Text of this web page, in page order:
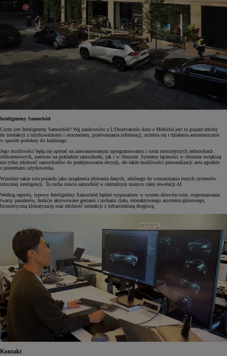
Inteligentny Samochód
Czym jest Inteligentny Samochód? Wg naukowców z L’Osservatorio Auto e Mobilità jest to pojazd zdolny
do interakcji z użytkownikiem i otoczeniem, przetwarzania informacji, uczenia się i działania autonomicznie
w sposób podobny do ludzkiego.
Jego możliwości będą się opierać na zaawansowanym oprogramowaniu i coraz mocniejszych jednostkach
obliczeniowych, zarówno na pokładzie samochodu, jak i w chmurze. Systemy łączności w chmurze zwiększą
nie tylko zdolność samochodów do podejmowania decyzji, ale także możliwości personalizacji auta zgodnie
z potrzebami użytkownika.
Wzrośnie także rola pojazdu jako urządzenia zbierania danych, zdolnego do wzmacniania innych systemów
sztucznej inteligencji. Ta cecha stawia samochód w centralnym miejscu całej rewolucji AI.
Według raportu, typowy Inteligentny Samochód będzie wyposażony w system drive-by-wire, rozpoznawanie
twarzy pasażerów, funkcje aktywowane gestami i ruchami ciała, interaktywnego asystenta głosowego,
biometryczną klimatyzację oraz zdolność interakcji z infrastrukturą drogową.
Kontakt